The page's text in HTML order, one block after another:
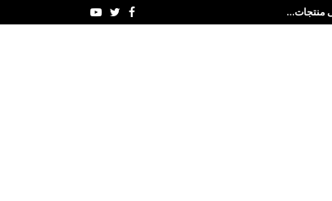
Facebook
Twitter
Youtube